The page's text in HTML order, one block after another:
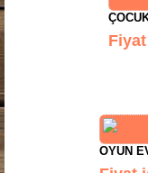
OYUN